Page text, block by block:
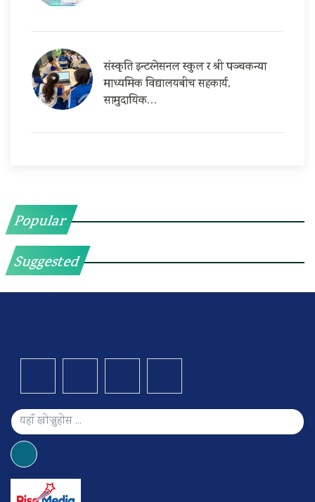
संस्कृति इन्टरनेसनल स्कुल र श्री पञ्चकन्या
माध्यमिक विद्यालयबीच सहकार्य,
सामुदायिक…
Popular
Suggested